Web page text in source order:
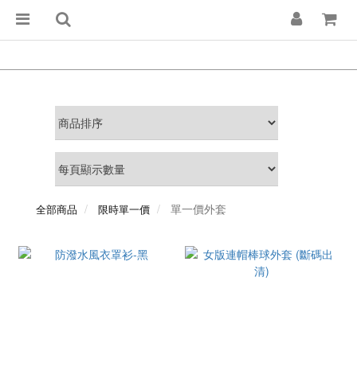
全部商品 限時單一價 單一價外套